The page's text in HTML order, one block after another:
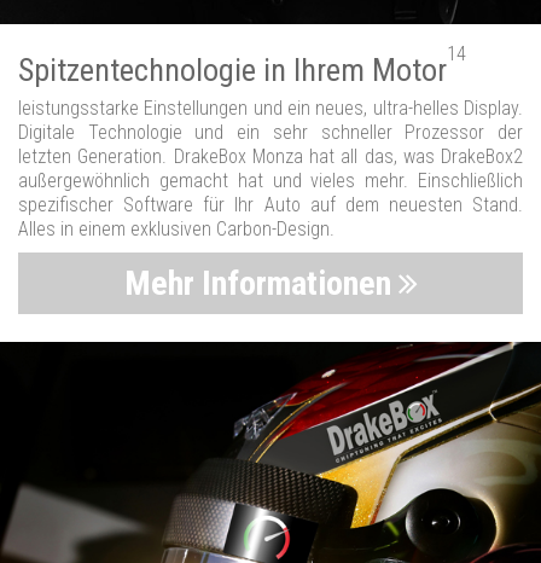
Spitzentechnologie in Ihrem Motor14
leistungsstarke Einstellungen und ein neues, ultra-helles Display.
Digitale Technologie und ein sehr schneller Prozessor der
letzten Generation. DrakeBox Monza hat all das, was DrakeBox2
außergewöhnlich gemacht hat und vieles mehr. Einschließlich
spezifischer Software für Ihr Auto auf dem neuesten Stand.
Alles in einem exklusiven Carbon-Design.
Mehr Informationen